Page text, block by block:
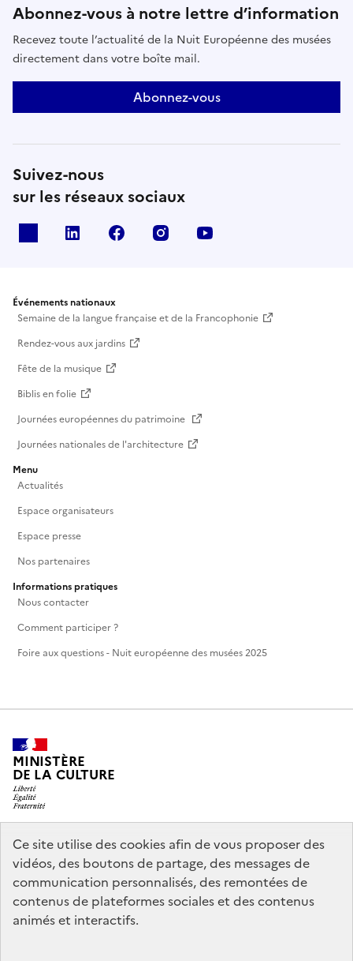
Ce site utilise des cookies afin de vous proposer des
vidéos, des boutons de partage, des messages de
communication personnalisés, des remontées de
contenus de plateformes sociales et des contenus
animés et interactifs.
Abonnez-vous à notre lettre d’information
Recevez toute l’actualité de la Nuit Européenne des musées
directement dans votre boîte mail.
Abonnez-vous
Suivez-nous
sur les réseaux sociaux
Linkedin Facebook Instagram
Événements nationaux
Semaine de la langue française et de la Francophonie
Rendez-vous aux jardins
Fête de la musique
Biblis en folie
Journées européennes du patrimoine
Journées nationales de l'architecture
Menu
Actualités
Espace organisateurs
Espace presse
Nos partenaires
Informations pratiques
Nous contacter
Comment participer ?
Foire aux questions - Nuit européenne des musées 2025
MINISTÈRE
DE LA CULTURE
legifrance.gouv.fr
info.gouv.fr
service-public.gouv.fr
data.gouv.fr